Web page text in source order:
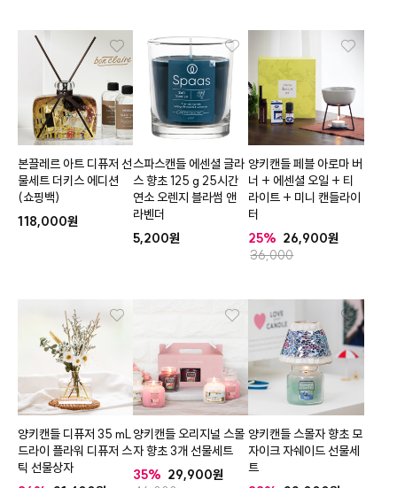
본끌레르 아트 디퓨저 선
물세트 더키스 에디션
(쇼핑백)
118,000
스파스캔들 에센셜 글라
스 향초 125 g 25시간
연소 오렌지 블라썸 앤
라벤더
5,200
양키캔들 페블 아로마 버
너 + 에센셜 오일 + 티
라이트 + 미니 캔들라이
터
25% 26,900
36,000
양키캔들 디퓨저 35 mL
드라이 플라워 디퓨저 스
틱 선물상자
양키캔들 오리지널 스몰
자 향초 3개 선물세트
35% 29,900
양키캔들 스몰자 향초 모
자이크 자쉐이드 선물세
트